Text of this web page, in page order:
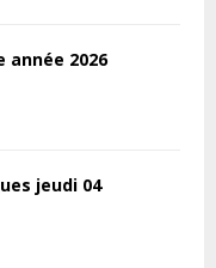
année 2026
jeudi 04